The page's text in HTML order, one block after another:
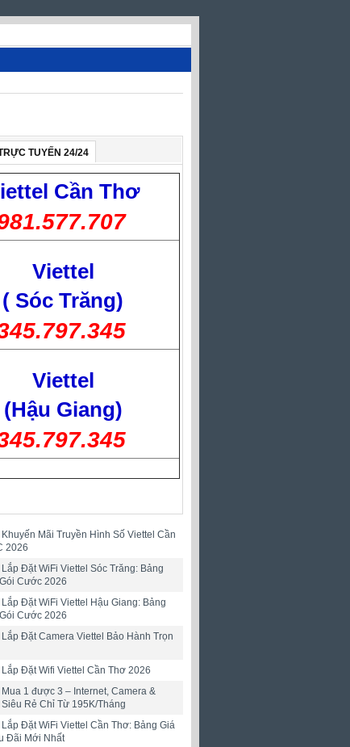
TUYẾN 24/24
Cần Thơ
Viettel
( Sóc Trăng)
Viettel
(Hậu Giang)
Khuyến Mãi Truyền Hình Số Viettel Cần
2026
Lắp Đặt WiFi Viettel Sóc Trăng: Bảng
Cước 2026
Lắp Đặt WiFi Viettel Hậu Giang: Bảng
Cước 2026
Lắp Đặt Camera Viettel Bảo Hành Trọn
Lắp Đặt Wifi Viettel Cần Thơ 2026
Mua 1 được 3 – Internet, Camera &
Rẻ Chỉ Từ 195K/Tháng
Lắp Đặt WiFi Viettel Cần Thơ: Bảng Giá
Đãi Mới Nhất